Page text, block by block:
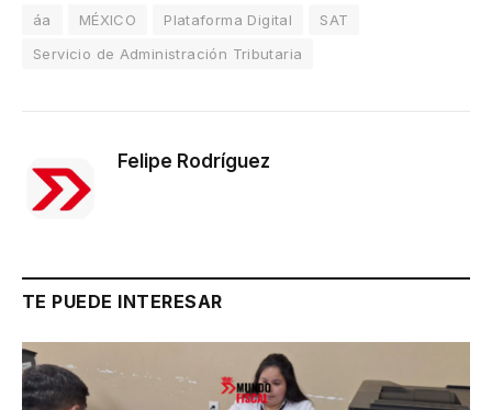
áa MÉXICO Plataforma Digital
SAT
Servicio de Administración Tributaria
Felipe Rodríguez
TE PUEDE INTERESAR